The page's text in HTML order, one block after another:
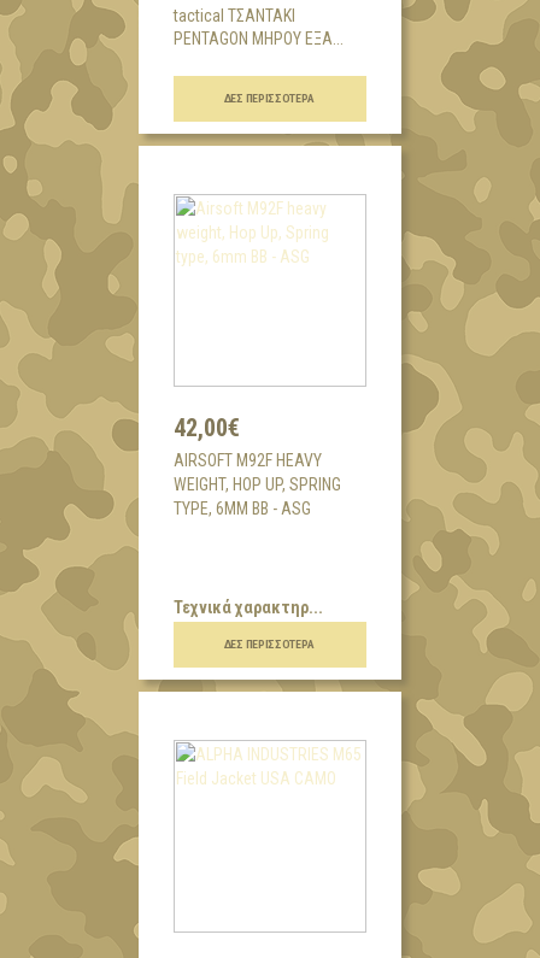
tactical ΤΣΑΝΤΑΚΙ
PENTAGON ΜΗΡΟΥ ΕΞΑ...
ΔΕΣ ΠΕΡΙΣΣΌΤΕΡΑ
42,00€
AIRSOFT M92F HEAVY
WEIGHT, HOP UP, SPRING
TYPE, 6MM BB - ASG
Τεχνικά χαρακτηρ...
ΔΕΣ ΠΕΡΙΣΣΌΤΕΡΑ